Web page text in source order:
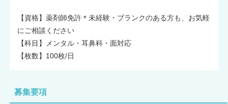
【資格】薬剤師免許＊未経験・ブランクのある方も、お気軽
にご相談ください
【科目】メンタル・耳鼻科・面対応
【枚数】100枚/日
募集要項